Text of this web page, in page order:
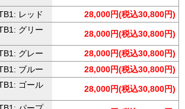
レッド
28,000円(税込30,800円)
グリー
28,000円(税込30,800円)
グレー
28,000円(税込30,800円)
ブルー
28,000円(税込30,800円)
ゴール
28,000円(税込30,800円)